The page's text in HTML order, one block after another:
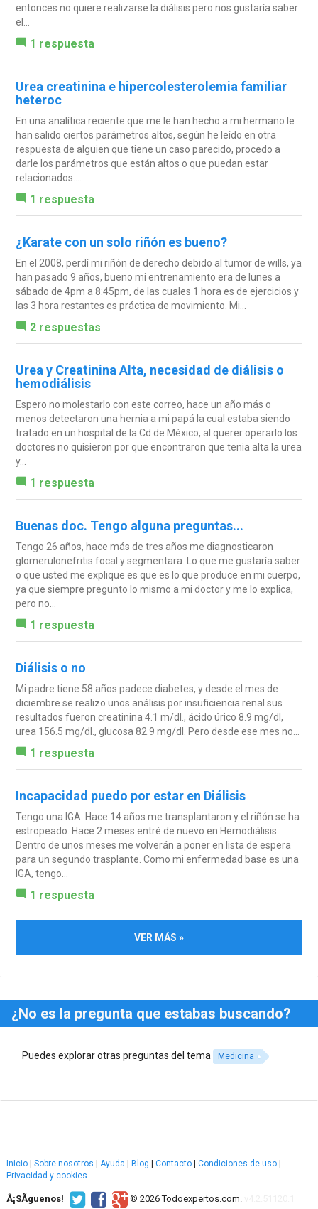
entonces no quiere realizarse la diálisis pero nos gustaría saber
el...
1 respuesta
Urea creatinina e hipercolesterolemia familiar
heteroc
En una analítica reciente que me le han hecho a mi hermano le
han salido ciertos parámetros altos, según he leído en otra
respuesta de alguien que tiene un caso parecido, procedo a
darle los parámetros que están altos o que puedan estar
relacionados....
1 respuesta
¿Karate con un solo riñón es bueno?
En el 2008, perdí mi riñón de derecho debido al tumor de wills, ya
han pasado 9 años, bueno mi entrenamiento era de lunes a
sábado de 4pm a 8:45pm, de las cuales 1 hora es de ejercicios y
las 3 hora restantes es práctica de movimiento. Mi...
2 respuestas
Urea y Creatinina Alta, necesidad de diálisis o
hemodiálisis
Espero no molestarlo con este correo, hace un año más o
menos detectaron una hernia a mi papá la cual estaba siendo
tratado en un hospital de la Cd de México, al querer operarlo los
doctores no quisieron por que encontraron que tenia alta la urea
y...
1 respuesta
Buenas doc. Tengo alguna preguntas...
Tengo 26 años, hace más de tres años me diagnosticaron
glomerulonefritis focal y segmentara. Lo que me gustaría saber
o que usted me explique es que es lo que produce en mi cuerpo,
ya que siempre pregunto lo mismo a mi doctor y me lo explica,
pero no...
1 respuesta
Diálisis o no
Mi padre tiene 58 años padece diabetes, y desde el mes de
diciembre se realizo unos análisis por insuficiencia renal sus
resultados fueron creatinina 4.1 m/dl., ácido úrico 8.9 mg/dl,
urea 156.5 mg/dl., glucosa 82.9 mg/dl. Pero desde ese mes no...
1 respuesta
Incapacidad puedo por estar en Diálisis
Tengo una IGA. Hace 14 años me transplantaron y el riñón se ha
estropeado. Hace 2 meses entré de nuevo en Hemodiálisis.
Dentro de unos meses me volverán a poner en lista de espera
para un segundo trasplante. Como mi enfermedad base es una
IGA, tengo...
1 respuesta
VER MÁS »
¿No es la pregunta que estabas buscando?
Puedes explorar otras preguntas del tema Medicina
Inicio | Sobre nosotros | Ayuda | Blog | Contacto | Condiciones de uso |
Privacidad y cookies
Â¡SÃ­guenos! © 2026 Todoexpertos.com.